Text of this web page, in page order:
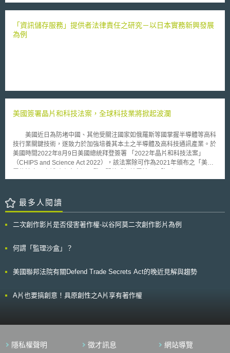
實使專利無效訴訟（無効審判）審理遲緩的狀況明顯獲得改善。而由於
2015年日本再度導入專利異議制度（異議申立制度）[3]，因此無論就權利
本為求簡化便利損害賠償額的舉證難度，雖已於1998年修正專利法第102條
[4]之規定，但於司法實務上並未能充分運用，加以民法上對不法行為之賠償
側重實際上造成之損害，而未能從研究開發投資所得之專利權受損之角度思
考，造成日本在專利權等智財糾紛中損害賠償額普遍偏低，此一問題仍有待
統計，日本專利侵權訴訟中有約六成為中小企業提起，但扣除和解之部分單
以終局判決而言，中小企業的原告勝訴率在二成以下，其中對大企業的勝訴
率更不到一成，探究其原因，日本認為除了中小企業與專利、法律專業人員
間合作程度有所不足外，在權利取得的階段就未能針對未來權利行使、保護
「強化智財紛爭處理體系的機能」，在權利人及侵害嫌疑人間地位平衡的前
提下，對證據收集手續、損害賠償額、權利安定性和禁制令的核發等各方面
為綜合性的檢討；其次是「促進智財紛爭處理體系的活用」，針對中小企業
與大企業的往來過程中，就智財保護、紛爭預防、訴訟對應等面向提供進一
減輕進行訴訟之負擔等。此外針對「智財紛爭處理有關之資訊普及化」，為
文提供予世界各國，尚應持續針對各國法院、專利局、及訴訟外紛爭解決等
智財紛爭處理體系，與日本制度間的異同進行調查研究並公開揭露。
的專利申請程序及審查品質，仍無法達到健全智慧財產制度及其相關產業之
在智慧財產法院成立已滿七年的今日，學術界和產業界仍持續對提出各項檢
討意見，例如法院於專利侵權訴訟中可自行就個案認定專利無效影響專利安
除之方法，又稱「二氧化碳移除」（Carbon Dioxide Removal, CDR）、
為能協助「難減排產業」減少排放。 此次意見徵集主要針對以下四大面
向： 1.基本原則：將GGRs整合進UK ETS，須以維持減碳誘因、確保市場
GGRs納入現行UK ETS中，可以增加企業對於碳移除之需求，提高負碳技
「資訊儲存服務」提供者法律責任之研究－以日本實務新興發展
為例
美國簽署晶片和科技法案，全球科技業將掀起波瀾
美國近日為防堵中國、其他受關注國家如俄羅斯等國掌握半導體等高科
技行業關鍵技術，遂致力於加強培養其本土之半導體及高科技通訊產業。於
美國時間2022年8月9日美國總統拜登簽署 「2022年晶片和科技法案」
（CHIPS and Science Act 2022），該法案除可作為2021年頒布之「美國
Access Network, ORAN）外，亦有望大幅度提升美國本土晶片生產量。
國商務部（Department of Commerce , DOC）、國防部（Department of
Defense, DOD）外，還結合國務院（Department of State, DOS）透過資
科技產業、人工智慧、量子計算等科學研究，本法案整體編列之預算高達
超過520億美元之資金用於發展美國本土晶片之生產及研發。 此外，該
換句話言，即受補助之企業不得於十年內投資或擴大生產中國製低於28奈米
者，以鼓勵企業進駐美國藉以提升美國生產之晶片總量，同時藉由企業之投
資帶動美國各地經濟發展，提高就業率。 藉由本法案之制定，有望降
最多人閱讀
二次創作影片是否侵害著作權-以谷阿莫二次創作影片為例
何謂「監理沙盒」？
美國聯邦法院有關Defend Trade Secrets Act的晚近見解與趨勢
A片也要搞創意！具原創性之A片享有著作權
隱私權聲明 徵才訊息 網站導覽